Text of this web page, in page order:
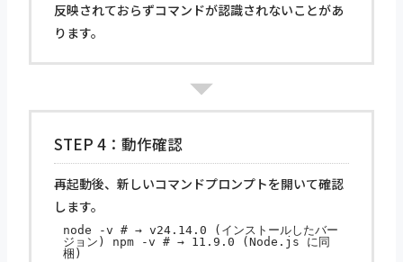
反映されておらずコマンドが認識されないことがあ
ります。
STEP 4：動作確認
再起動後、新しいコマンドプロンプトを開いて確認
します。
node -v # → v24.14.0 (インストールしたバー
ジョン) npm -v # → 11.9.0 (Node.js に同
梱)